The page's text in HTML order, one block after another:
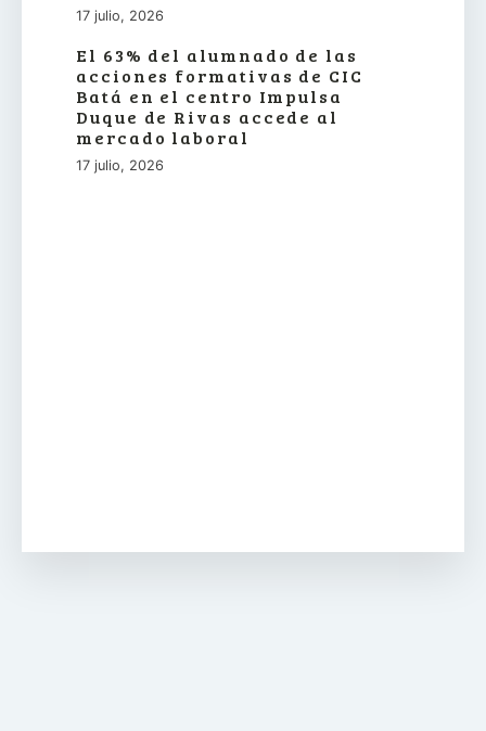
17 julio, 2026
El 63% del alumnado de las
acciones formativas de CIC
Batá en el centro Impulsa
Duque de Rivas accede al
mercado laboral
17 julio, 2026